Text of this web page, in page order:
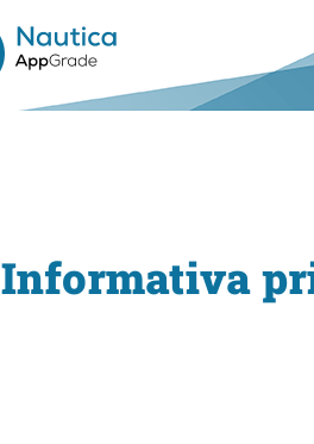
Informativa